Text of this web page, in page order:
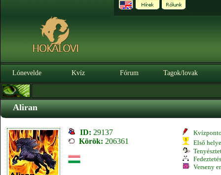
Lónevelde Kvíz Fórum Tagok/lovak
Aliran
ID: 29137
Körök: 206361
Első
Verseny